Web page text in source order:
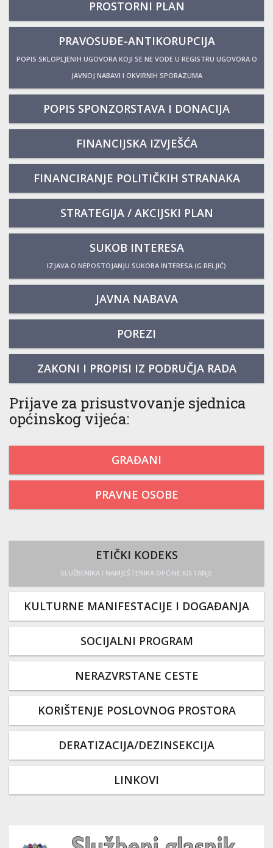
PROSTORNI PLAN
PRAVOSUĐE-ANTIKORUPCIJA
POPIS SKLOPLJENIH UGOVORA KOJI SE NE VODE U REGISTRU UGOVORA O
JAVNOJ NABAVI I OKVIRNIH SPORAZUMA
POPIS SPONZORSTAVA I DONACIJA
FINANCIJSKA IZVJEŠĆA
FINANCIRANJE POLITIČKIH STRANAKA
STRATEGIJA / AKCIJSKI PLAN
SUKOB INTERESA
IZJAVA O NEPOSTOJANJU SUKOBA INTERESA (G.RELJIĆ)
JAVNA NABAVA
POREZI
ZAKONI I PROPISI IZ PODRUČJA RADA
Prijave za prisustvovanje sjednica
općinskog vijeća:
GRAĐANI
PRAVNE OSOBE
ETIČKI KODEKS
SLUŽBENIKA I NAMJEŠTENIKA OPĆINE KISTANJE
KULTURNE MANIFESTACIJE I DOGAĐANJA
SOCIJALNI PROGRAM
NERAZVRSTANE CESTE
KORIŠTENJE POSLOVNOG PROSTORA
DERATIZACIJA/DEZINSEKCIJA
LINKOVI